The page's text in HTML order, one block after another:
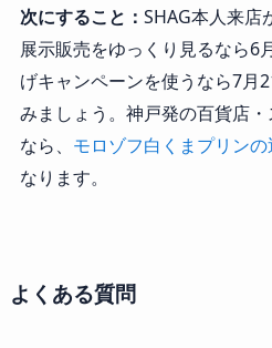
次にすること： SHAG本人来店
展示販売をゆっくり見るなら6
げキャンペーンを使うなら7月
みましょう。神戸発の百貨店
なら、 モロゾフ白くまプリン
なります。
よくある質問